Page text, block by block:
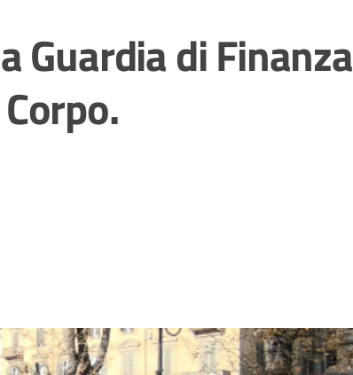
Guardia di Finanza